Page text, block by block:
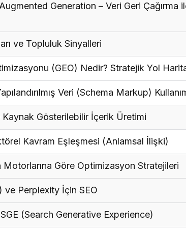
Generation – Veri Geri Çağırma
ve Topluluk Sinyalleri
(GEO) Nedir? Stratejik Yol
Veri (Schema Markup)
Kaynak Gösterilebilir İçerik Üretimi
Kavram Eşleşmesi (Anlamsal İlişki)
Göre Optimizasyon Stratejileri
ve Perplexity İçin SEO
(Search Generative Experience)